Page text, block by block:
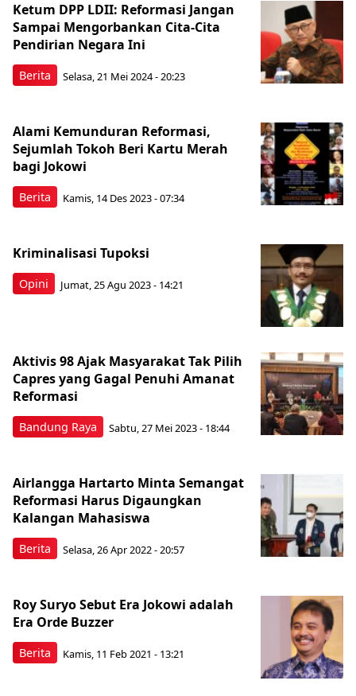
Berita
Ketum DPP LDII: Reformasi Jangan
Sampai Mengorbankan Cita-Cita
Pendirian Negara Ini
Selasa, 21 Mei 2024 - 20:23
Berita
Alami Kemunduran Reformasi,
Sejumlah Tokoh Beri Kartu Merah
bagi Jokowi
Kamis, 14 Des 2023 - 07:34
Opini
Kriminalisasi Tupoksi
Jumat, 25 Agu 2023 - 14:21
Bandung Raya
Aktivis 98 Ajak Masyarakat Tak Pilih
Capres yang Gagal Penuhi Amanat
Reformasi
Sabtu, 27 Mei 2023 - 18:44
Berita
Airlangga Hartarto Minta Semangat
Reformasi Harus Digaungkan
Kalangan Mahasiswa
Selasa, 26 Apr 2022 - 20:57
Berita
Roy Suryo Sebut Era Jokowi adalah
Era Orde Buzzer
Kamis, 11 Feb 2021 - 13:21